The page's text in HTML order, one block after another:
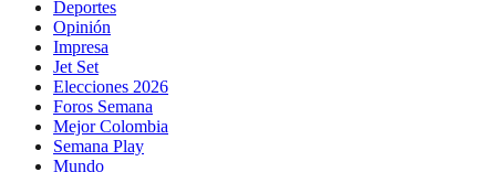
Deportes
Opinión
Impresa
Jet Set
Elecciones 2026
Foros Semana
Mejor Colombia
Semana Play
Mundo